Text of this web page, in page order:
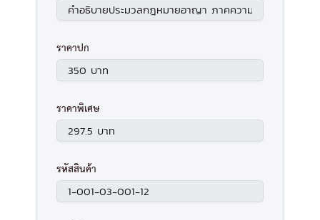
ราคาปก
ราคาพิเศษ
รหัสสินค้า